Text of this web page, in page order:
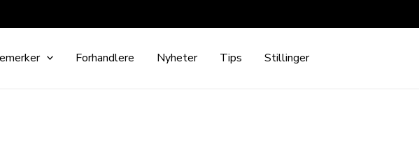
Forhandlere Nyheter Tips Stillinger